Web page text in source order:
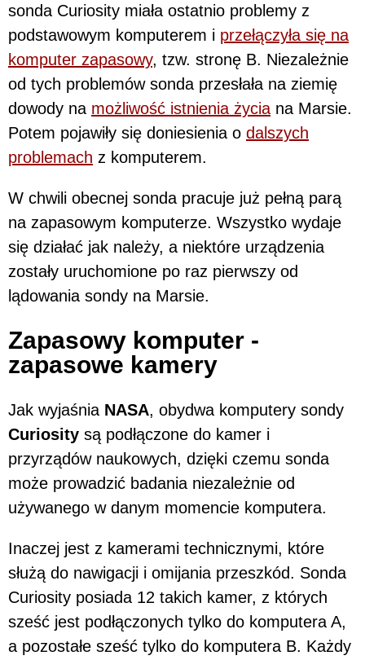
sonda Curiosity miała ostatnio problemy z
podstawowym komputerem i przełączyła się na
komputer zapasowy, tzw. stronę B. Niezależnie
od tych problemów sonda przesłała na ziemię
dowody na możliwość istnienia życia na Marsie.
Potem pojawiły się doniesienia o dalszych
problemach z komputerem.
W chwili obecnej sonda pracuje już pełną parą
na zapasowym komputerze. Wszystko wydaje
się działać jak należy, a niektóre urządzenia
zostały uruchomione po raz pierwszy od
lądowania sondy na Marsie.
Zapasowy komputer -
zapasowe kamery
Jak wyjaśnia NASA, obydwa komputery sondy
Curiosity są podłączone do kamer i
przyrządów naukowych, dzięki czemu sonda
może prowadzić badania niezależnie od
używanego w danym momencie komputera.
Inaczej jest z kamerami technicznymi, które
służą do nawigacji i omijania przeszkód. Sonda
Curiosity posiada 12 takich kamer, z których
sześć jest podłączonych tylko do komputera A,
a pozostałe sześć tylko do komputera B. Każdy